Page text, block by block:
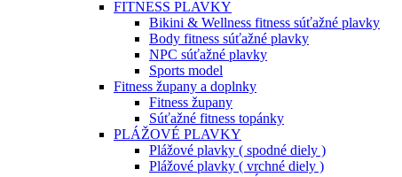
FITNESS PLAVKY
Bikini & Wellness fitness súťažné plavky
Body fitness súťažné plavky
NPC súťažné plavky
Sports model
Fitness župany a doplnky
Fitness župany
Súťažné fitness topánky
PLÁŽOVÉ PLAVKY
Plážové plavky ( spodné diely )
Plážové plavky ( vrchné diely )